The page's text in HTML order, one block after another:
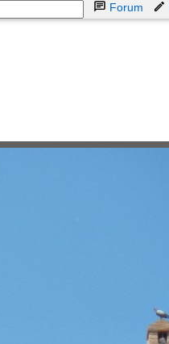
Forum